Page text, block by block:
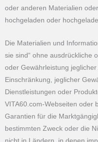
oder anderen Materialien
hochgeladen oder
Die Materialien und
sie sind“ ohne ausdrückliche
oder Gewährleistung
Einschränkung, jeglicher
Dienstleistungen oder
VITA60.com-Webseiten oder
Garantien für die
bestimmten Zweck oder die